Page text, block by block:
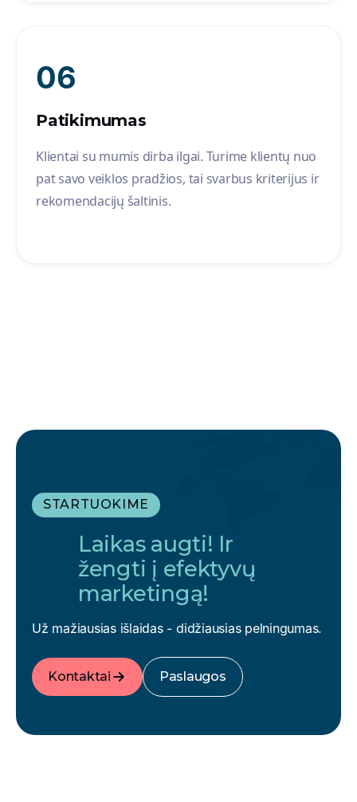
06
Patikimumas
Klientai su mumis dirba ilgai. Turime klientų nuo
pat savo veiklos pradžios, tai svarbus kriterijus ir
rekomendacijų šaltinis.
STARTUOKIME
Laikas augti! Ir
žengti į efektyvų
marketingą!
Už mažiausias išlaidas - didžiausias pelningumas.
Kontaktai Paslaugos